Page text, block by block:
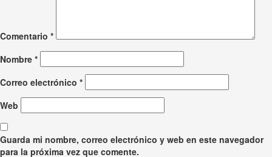
Comentario *
Nombre *
Correo electrónico *
Web
Guarda mi nombre, correo electrónico y web en este navegador
para la próxima vez que comente.